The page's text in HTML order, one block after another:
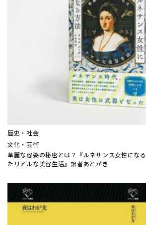
歴史・社会
文化・芸術
華麗な容姿の秘密とは？『ルネサンス女性になる
たリアルな美容生活』訳者あとがき